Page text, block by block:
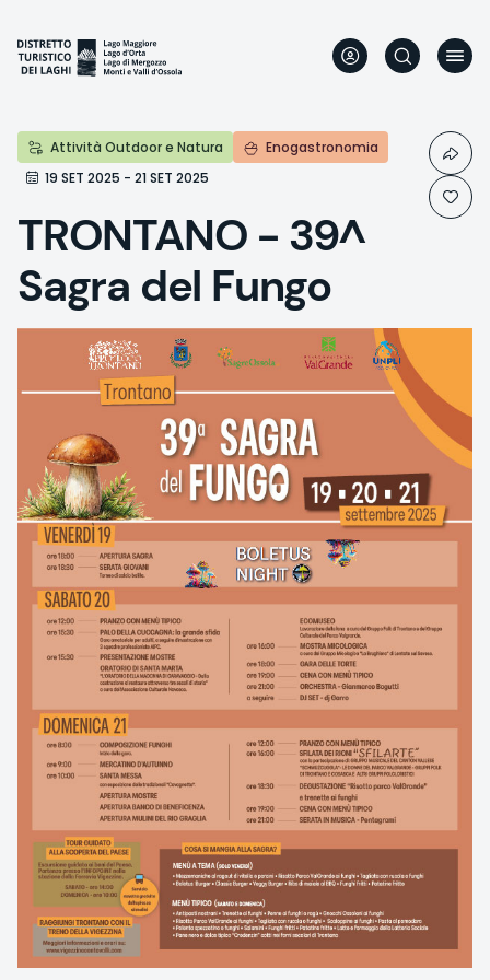
main
content
Attività Outdoor e Natura
Enogastronomia
19 SET 2025 - 21 SET 2025
TRONTANO - 39^
Sagra del Fungo